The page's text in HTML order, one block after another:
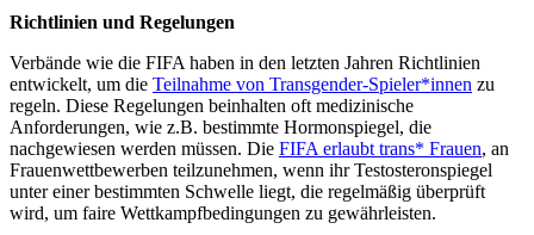
Richtlinien und Regelungen
Verbände wie die FIFA haben in den letzten Jahren Richtlinien
entwickelt, um die Teilnahme von Transgender-Spieler*innen zu
regeln. Diese Regelungen beinhalten oft medizinische
Anforderungen, wie z.B. bestimmte Hormonspiegel, die
nachgewiesen werden müssen. Die FIFA erlaubt trans* Frauen, an
Frauenwettbewerben teilzunehmen, wenn ihr Testosteronspiegel
unter einer bestimmten Schwelle liegt, die regelmäßig überprüft
wird, um faire Wettkampfbedingungen zu gewährleisten.